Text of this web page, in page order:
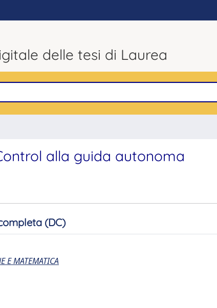
delle tesi di Laurea
alla guida autonoma
(DC)
E MATEMATICA